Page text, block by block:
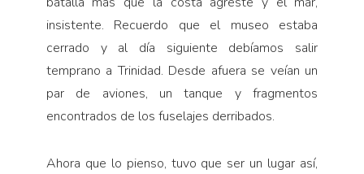
insistente. Recuerdo que el museo estaba
cerrado y al día siguiente debíamos salir
temprano a Trinidad. Desde afuera se veían un
par de aviones, un tanque y fragmentos
encontrados de los fuselajes derribados.
Ahora que lo pienso, tuvo que ser un lugar así,